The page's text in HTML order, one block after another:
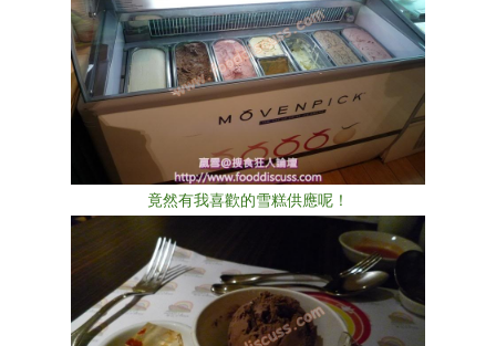
竟然有我喜歡的雪糕供應呢！